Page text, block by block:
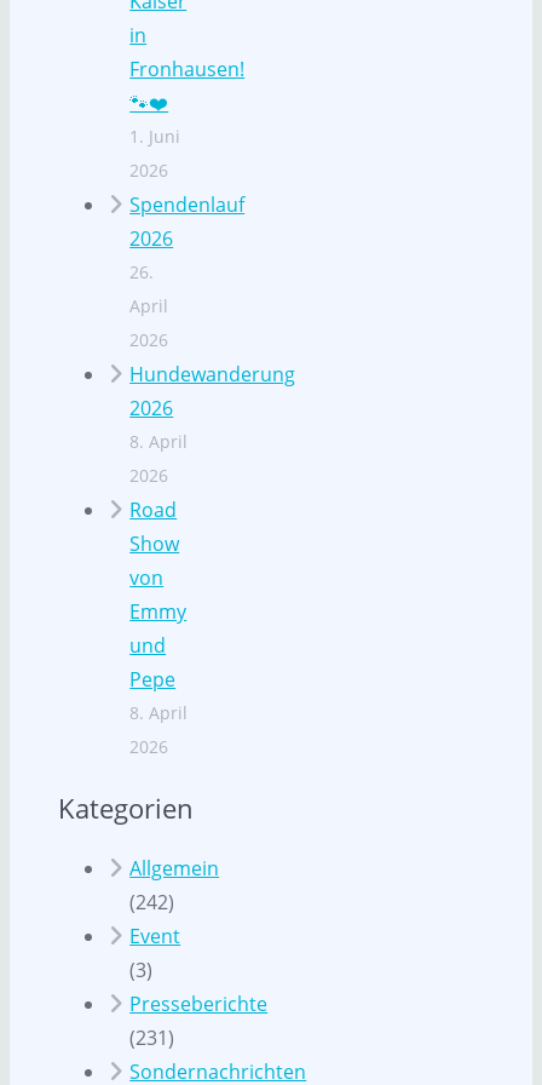
in
Fronhausen!
🐾❤️
1. Juni
2026
Spendenlauf
2026
26.
April
2026
Hundewanderung
2026
8. April
2026
Road
Show
von
Emmy
und
Pepe
8. April
2026
Kategorien
Allgemein
(242)
Event
(3)
Presseberichte
(231)
Sondernachrichten